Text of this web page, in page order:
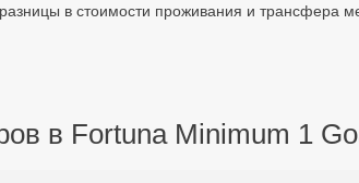
в стоимости проживания и трансфера
в Fortuna Minimum 1